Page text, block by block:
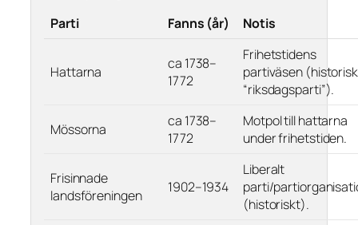
Parti Fanns (år) Notis
Hattarna
ca 1738–
1772
Frihetstidens
partiväsen
“riksdagsparti”).
Mössorna
ca 1738–
1772
Motpol till hattarna
under frihetstiden.
Frisinnade
landsföreningen
1902–1934
Liberalt
parti/
(historiskt).